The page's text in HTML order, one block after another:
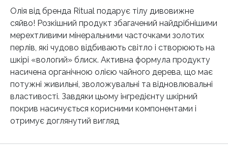
мл
кількість
Олія від бренда Ritual подарує тілу дивовижне
сяйво! Розкішний продукт збагачений найдрібнішими
мерехтливими мінеральними часточками золотих
перлів, які чудово відбивають світло і створюють на
шкірі «вологий» блиск. Активна формула продукту
насичена органічною олією чайного дерева, що має
потужні живильні, зволожувальні та відновлювальні
властивості. Завдяки цьому інгредієнту шкірний
покрив насичується корисними компонентами і
отримує доглянутий вигляд